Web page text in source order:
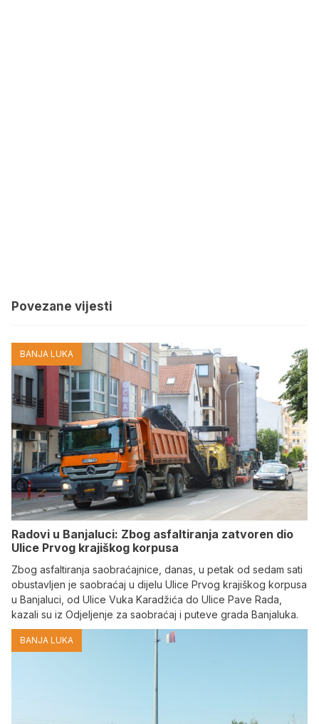
Povezane vijesti
BANJA LUKA
Radovi u Banjaluci: Zbog asfaltiranja zatvoren dio
Ulice Prvog krajiškog korpusa
Zbog asfaltiranja saobraćajnice, danas, u petak od sedam sati
obustavljen je saobraćaj u dijelu Ulice Prvog krajiškog korpusa
u Banjaluci, od Ulice Vuka Karadžića do Ulice Pave Rada,
kazali su iz Odjeljenje za saobraćaj i puteve grada Banjaluka.
BANJA LUKA